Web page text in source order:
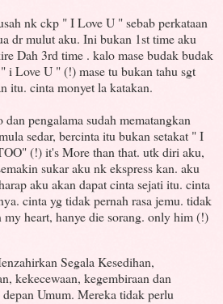
nk ckp " I Love U " sebab perkataan
dr mulut aku. Ini bukan 1st time aku
Dah 3rd time . kalo mase budak budak
i Love U " (!) mase tu bukan tahu sgt
itu. cinta monyet la katakan.
pengalama sudah mematangkan
sedar, bercinta itu bukan setakat " I
(!) it's More than that. utk diri aku,
sukar aku nk ekspress kan. aku
aku akan dapat cinta sejati itu. cinta
cinta yg tidak pernah rasa jemu. tidak
heart, hanye die sorang. only him (!)
Segala Kesedihan,
kekecewaan, kegembiraan dan
Umum. Mereka tidak perlu